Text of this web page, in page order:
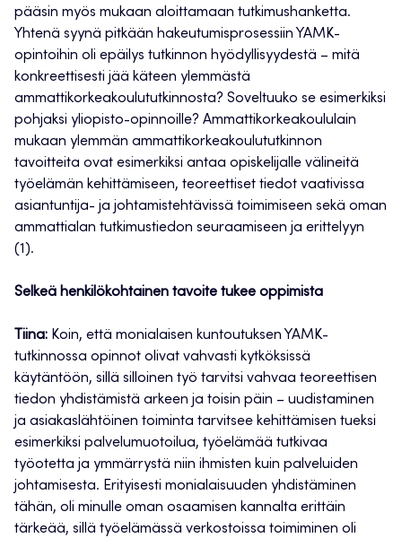
pääsin myös mukaan aloittamaan tutkimushanketta.
Yhtenä syynä pitkään hakeutumisprosessiin YAMK-
opintoihin oli epäilys tutkinnon hyödyllisyydestä – mitä
konkreettisesti jää käteen ylemmästä
ammattikorkeakoulututkinnosta? Soveltuuko se esimerkiksi
pohjaksi yliopisto-opinnoille? Ammattikorkeakoululain
mukaan ylemmän ammattikorkeakoulututkinnon
tavoitteita ovat esimerkiksi antaa opiskelijalle välineitä
työelämän kehittämiseen, teoreettiset tiedot vaativissa
asiantuntija- ja johtamistehtävissä toimimiseen sekä oman
ammattialan tutkimustiedon seuraamiseen ja erittelyyn
(1).
Selkeä henkilökohtainen tavoite tukee oppimista
Tiina: Koin, että monialaisen kuntoutuksen YAMK-
tutkinnossa opinnot olivat vahvasti kytköksissä
käytäntöön, sillä silloinen työ tarvitsi vahvaa teoreettisen
tiedon yhdistämistä arkeen ja toisin päin – uudistaminen
ja asiakaslähtöinen toiminta tarvitsee kehittämisen tueksi
esimerkiksi palvelumuotoilua, työelämää tutkivaa
työotetta ja ymmärrystä niin ihmisten kuin palveluiden
johtamisesta. Erityisesti monialaisuuden yhdistäminen
tähän, oli minulle oman osaamisen kannalta erittäin
tärkeää, sillä työelämässä verkostoissa toimiminen oli